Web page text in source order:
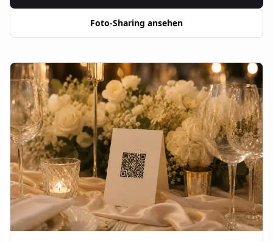
Foto-Sharing ansehen